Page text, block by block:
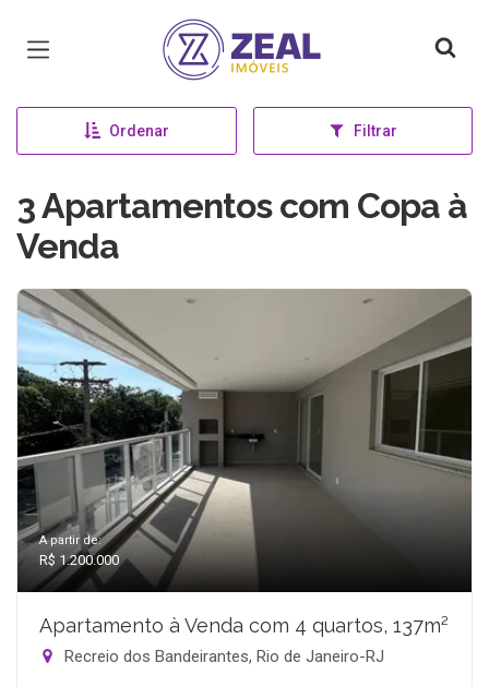
Página inicial
Ordenar Filtrar
3 Apartamentos com Copa à
Venda
A partir de:
R$ 1.200.000
Apartamento à Venda com 4 quartos, 137m²
Recreio dos Bandeirantes, Rio de Janeiro-RJ